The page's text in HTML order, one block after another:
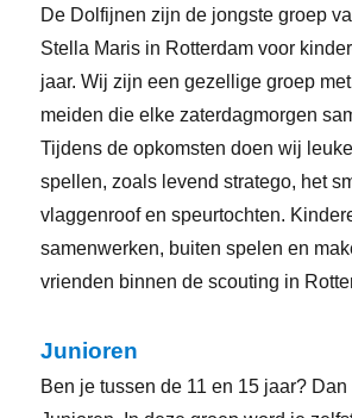
De Dolfijnen zijn de jongste groep
Stella Maris in Rotterdam voor
jaar. Wij zijn een gezellige groep
meiden die elke zaterdagmorgen
Tijdens de opkomsten doen wij
spellen, zoals levend stratego, het
vlaggenroof en speurtochten.
samenwerken, buiten spelen en
vrienden binnen de scouting in
Junioren
Ben je tussen de 11 en 15 jaar?